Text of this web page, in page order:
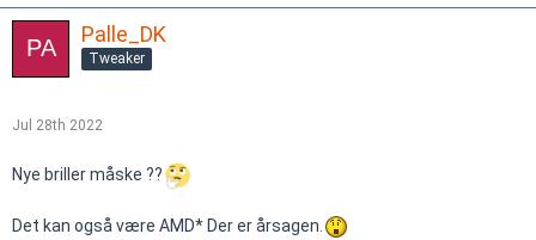
Palle_DK
Tweaker
Jul 28th 2022
Nye briller måske ??
Det kan også være AMD* Der er årsagen.